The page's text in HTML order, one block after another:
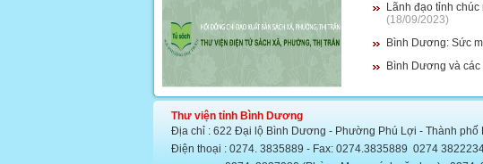
Lãnh đạo tỉnh
(18/09/2023)
Bình Dương: Sức
Bình Dương và
Thư viện tỉnh Bình Dương
Địa chỉ : 622 Đại lộ Bình Dương - Phường Phú Lợi - Thành phố
Điện thoại : 0274. 3835889 - Fax: 0274.3835889 0274